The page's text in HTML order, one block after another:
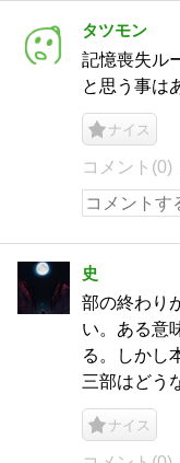
タツモン
記憶喪失ル
と思う事は
ナイス
コメント(0)
史
部の終わり
い。ある意
る。しかし
三部はどう
ナイス